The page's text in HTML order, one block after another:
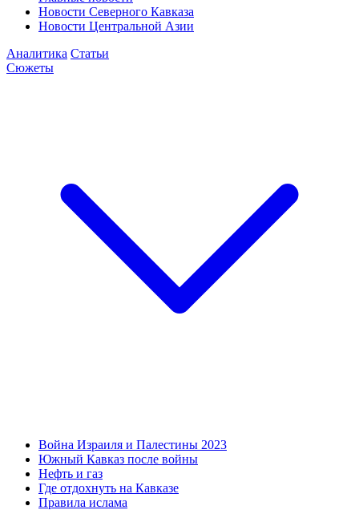
Новости Северного Кавказа
Новости Центральной Азии
Аналитика Статьи
Сюжеты
Война Израиля и Палестины 2023
Южный Кавказ после войны
Нефть и газ
Где отдохнуть на Кавказе
Правила ислама